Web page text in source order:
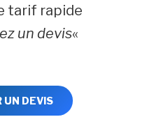
tarif rapide
un devis«
UN DEVIS